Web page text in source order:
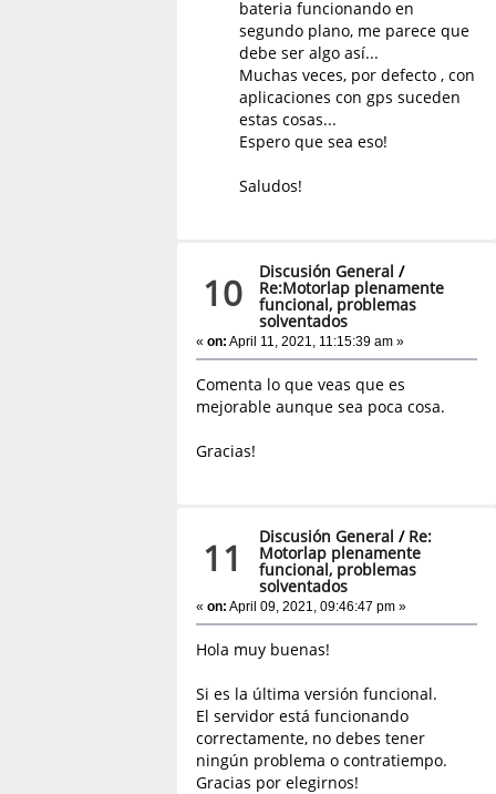
bateria funcionando en
segundo plano, me parece que
debe ser algo así...
Muchas veces, por defecto , con
aplicaciones con gps suceden
estas cosas...
Espero que sea eso!
Saludos!
10 Discusión General /
Re:Motorlap plenamente
funcional, problemas
solventados
« on: April 11, 2021, 11:15:39 am »
Comenta lo que veas que es
mejorable aunque sea poca cosa.
Gracias!
11 Discusión General / Re:
Motorlap plenamente
funcional, problemas
solventados
« on: April 09, 2021, 09:46:47 pm »
Hola muy buenas!
Si es la última versión funcional.
El servidor está funcionando
correctamente, no debes tener
ningún problema o contratiempo.
Gracias por elegirnos!